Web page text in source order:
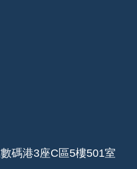
碼港3座C區5樓501室